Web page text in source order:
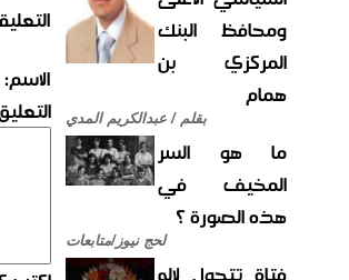
ومحافظ البنك
المركزي بن
همام
بقلم / عبدالكريم المدي
ما هو السر
المخيف في
هذه الصورة ؟
لحج نيوز/متابعات
الاسم: